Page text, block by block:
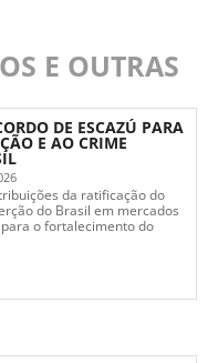
E OUTRAS
DE ESCAZÚ PARA
E AO CRIME
da ratificação do
do Brasil em mercados
o fortalecimento do